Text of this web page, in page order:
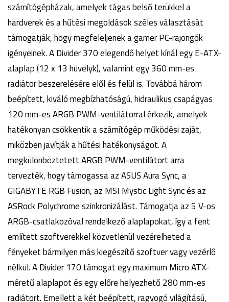
számítógépházak, amelyek tágas belső terükkel a
hardverek és a hűtési megoldások széles választását
támogatják, hogy megfeleljenek a gamer PC-rajongók
igényeinek. A Divider 370 elegendő helyet kínál egy E-ATX-
alaplap (12 x 13 hüvelyk), valamint egy 360 mm-es
radiátor beszerelésére elől és felül is. Továbbá három
beépített, kiváló megbízhatóságú, hidraulikus csapágyas
120 mm-es ARGB PWM-ventilátorral érkezik, amelyek
hatékonyan csökkentik a számítógép működési zaját,
miközben javítják a hűtési hatékonyságot. A
megkülönböztetett ARGB PWM-ventilátort arra
tervezték, hogy támogassa az ASUS Aura Sync, a
GIGABYTE RGB Fusion, az MSI Mystic Light Sync és az
ASRock Polychrome szinkronizálást. Támogatja az 5 V-os
ARGB-csatlakozóval rendelkező alaplapokat, így a fent
említett szoftverekkel közvetlenül vezérelheted a
fényeket bármilyen más kiegészítő szoftver vagy vezérlő
nélkül. A Divider 170 támogat egy maximum Micro ATX-
méretű alaplapot és egy előre helyezhető 280 mm-es
radiátort. Emellett a két beépített, ragyogó világítású,